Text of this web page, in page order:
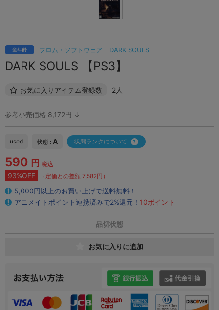
フロム・ソフトウェア DARK SOULS
全年齢
DARK SOULS 【PS3】
お気に入りアイテム登録数 2人
参考小売価格 8,172円 ↓
used 状態 : A 状態ランクについて
590 円 税込
93%OFF （定価との差額 7,582円）
5,000円以上のお買い上げで送料無料！
アニメイトポイント連携済みで2%還元！ 10ポイント
品切状態
お気に入りに追加